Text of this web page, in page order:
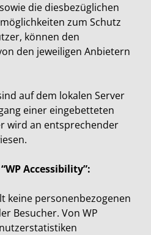
die diesbezüglichen
zum Schutz
können den
den jeweiligen Anbietern
auf dem lokalen Server
einer eingebetteten
wird an entsprechender
Accessibility”:
keine personenbezogenen
Besucher. Von WP